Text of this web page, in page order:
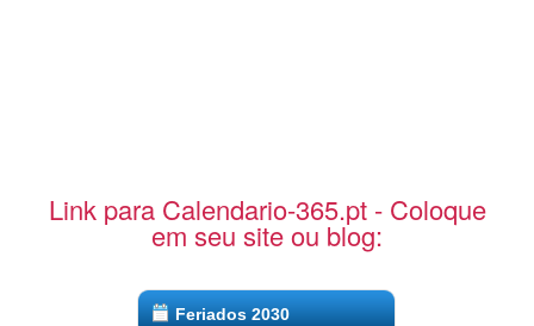
Link para Calendario-365.pt - Coloque
em seu site ou blog:
Feriados 2030